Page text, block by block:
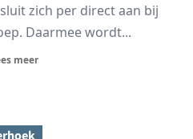
zich per direct aan bij
Daarmee wordt...
meer